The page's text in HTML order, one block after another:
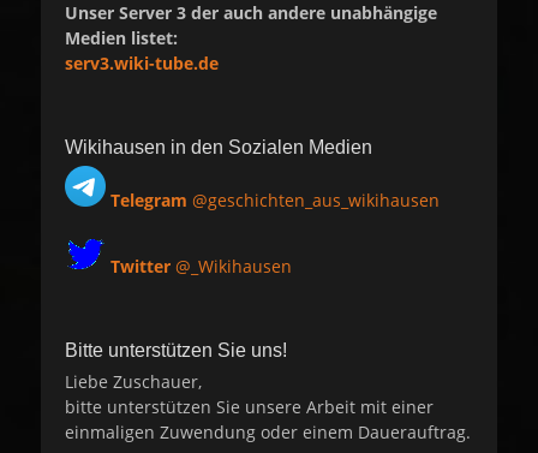
Unser Server 3 der auch andere unabhängige
Medien listet:
serv3.wiki-tube.de
Wikihausen in den Sozialen Medien
Telegram @geschichten_aus_wikihausen
Twitter @_Wikihausen
Bitte unterstützen Sie uns!
Liebe Zuschauer,
bitte unterstützen Sie unsere Arbeit mit einer
einmaligen Zuwendung oder einem Dauerauftrag.